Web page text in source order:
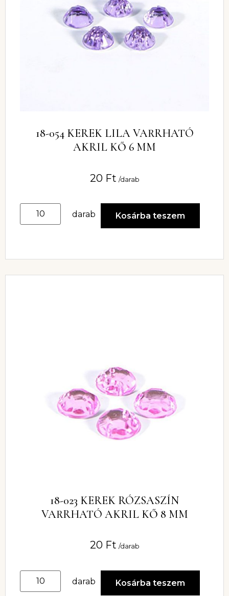
18-054 KEREK LILA VARRHATÓ
AKRIL KŐ 6 MM
20 Ft /darab
darab Kosárba teszem
18-023 KEREK RÓZSASZÍN
VARRHATÓ AKRIL KŐ 8 MM
20 Ft /darab
darab Kosárba teszem